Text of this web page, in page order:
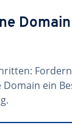
Domain ein